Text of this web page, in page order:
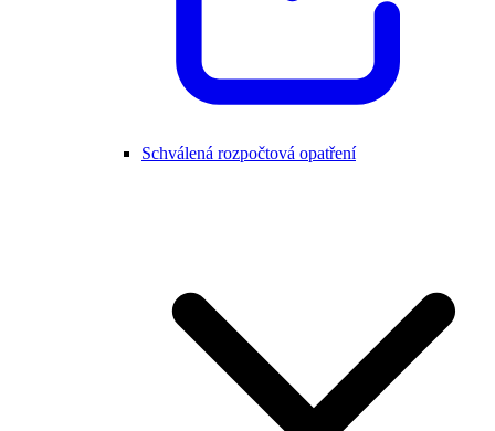
Schválená rozpočtová opatření